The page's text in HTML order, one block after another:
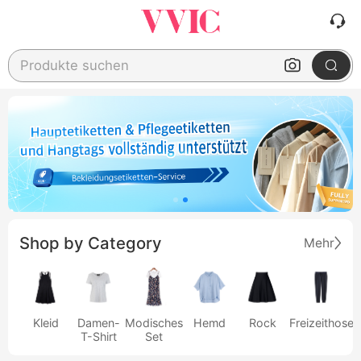
Produkte suchen
Shop by Category Mehr
Kleid
Damen-
T-Shirt
Modisches
Set
Hemd Rock Freizeithose